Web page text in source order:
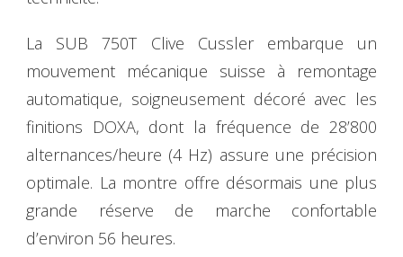
La SUB 750T Clive Cussler embarque un
mouvement mécanique suisse à remontage
automatique, soigneusement décoré avec les
finitions DOXA, dont la fréquence de 28’800
alternances/heure (4 Hz) assure une précision
optimale. La montre offre désormais une plus
grande réserve de marche confortable
d’environ 56 heures.